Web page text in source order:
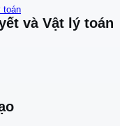
toán
và Vật lý toán